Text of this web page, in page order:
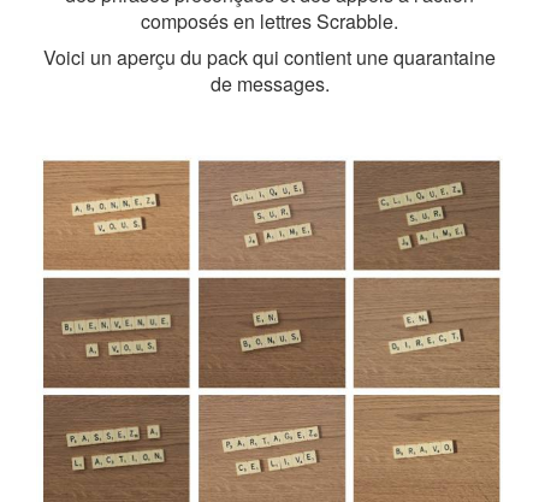
composés en lettres Scrabble.
Voici un aperçu du pack qui contient une quarantaine
de messages.